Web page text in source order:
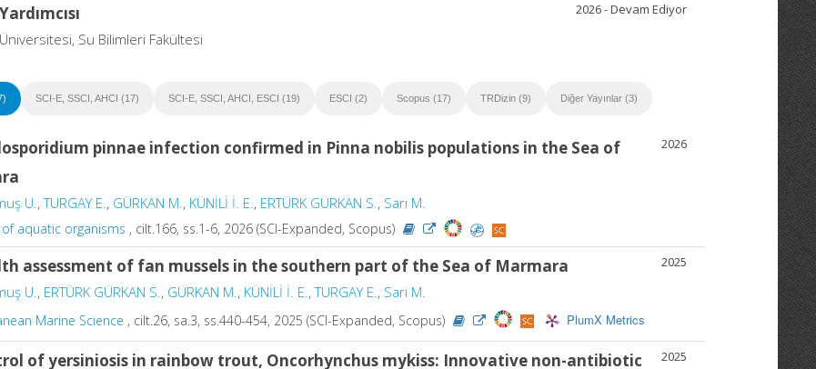
2026 - Devam Ediyor
Su Bilimleri Fakültesi
SCI-E, SSCI, AHCI (17) SCI-E, SSCI, AHCI, ESCI (19) ESCI (2) Scopus (17) TRDizin (9) Diğer Yayınlar (3)
2026
pinnae infection confirmed in Pinna nobilis populations in the Sea of
U.,TURGAY E., GÜRKAN M., KÜNİLİ İ. E., ERTÜRK GÜRKAN S., Sarı M.
aquatic organisms , cilt.166, ss.1-6, 2026 (SCI-Expanded, Scopus)
2025
assessment of fan mussels in the southern part of the Sea of Marmara
U. , ERTÜRK GÜRKAN S. , GÜRKAN M. , KÜNİLİ İ. E. ,TURGAY E. , Sari M.
Marine Science , cilt.26, sa.3, ss.440-454, 2025 (SCI-Expanded, Scopus) PlumX Metrics
2025
of yersiniosis in rainbow trout, Oncorhynchus mykiss: Innovative non-antibiotic